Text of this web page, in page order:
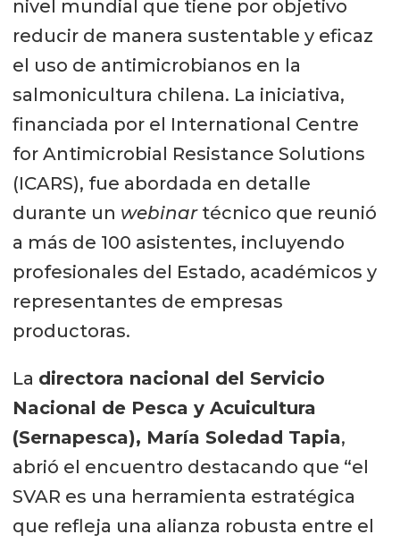
nivel mundial que tiene por objetivo
reducir de manera sustentable y eficaz
el uso de antimicrobianos en la
salmonicultura chilena. La iniciativa,
financiada por el International Centre
for Antimicrobial Resistance Solutions
(ICARS), fue abordada en detalle
durante un webinartécnico que reunió
a más de 100 asistentes, incluyendo
profesionales del Estado, académicos y
representantes de empresas
productoras.
La directora nacional del Servicio
Nacional de Pesca y Acuicultura
(Sernapesca), María Soledad Tapia,
abrió el encuentro destacando que “el
SVAR es una herramienta estratégica
que refleja una alianza robusta entre el